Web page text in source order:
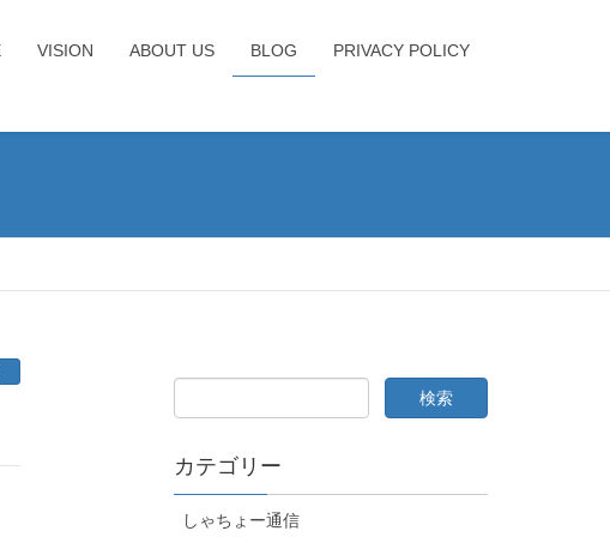
VISION ABOUT US BLOG PRIVACY POLICY
カテゴリー
しゃちょー通信